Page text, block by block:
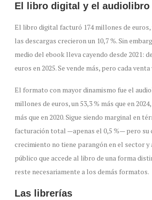
El libro digital y el audiolibro
El libro digital facturó 174 millones de euros,
las descargas crecieron un 10,7 %. Sin
medio del ebook lleva cayendo desde 2021:
euros en 2025. Se vende más, pero cada
El formato con mayor dinamismo fue el
millones de euros, un 53,3 % más que en
más que en 2020. Sigue siendo marginal en
facturación total —apenas el 0,5 %— pero su
crecimiento no tiene parangón en el sector y
público que accede al libro de una forma
reste necesariamente a los demás formatos.
Las librerías